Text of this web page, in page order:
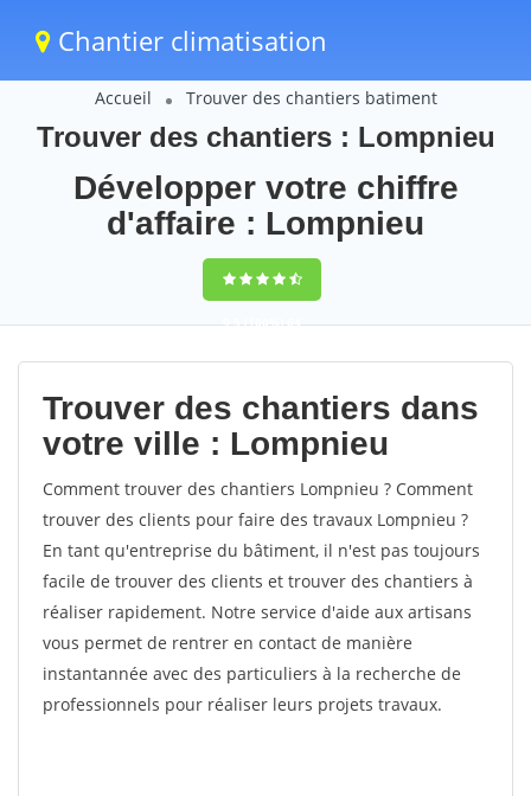
Chantier climatisation
Accueil Trouver des chantiers batiment
Trouver des chantiers : Lompnieu
Développer votre chiffre
d'affaire : Lompnieu
9,5(100%)64
votes
Trouver des chantiers dans
votre ville : Lompnieu
Comment trouver des chantiers Lompnieu ? Comment
trouver des clients pour faire des travaux Lompnieu ?
En tant qu'entreprise du bâtiment, il n'est pas toujours
facile de trouver des clients et trouver des chantiers à
réaliser rapidement. Notre service d'aide aux artisans
vous permet de rentrer en contact de manière
instantannée avec des particuliers à la recherche de
professionnels pour réaliser leurs projets travaux.